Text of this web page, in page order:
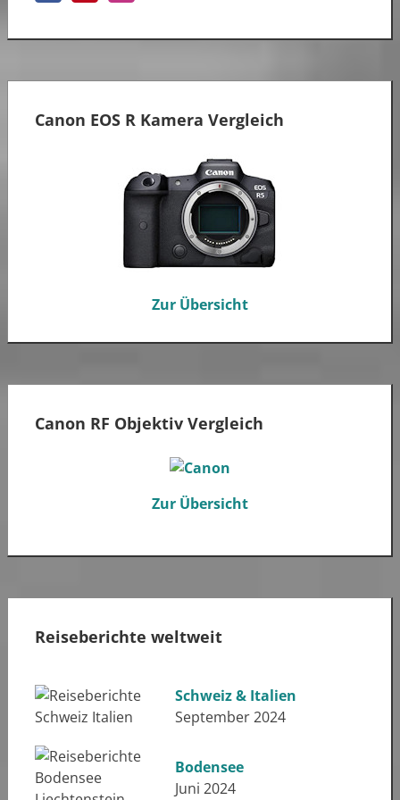
Canon EOS R Kamera Vergleich
Zur Übersicht
Canon RF Objektiv Vergleich
Zur Übersicht
Reiseberichte weltweit
Schweiz & Italien
September 2024
Bodensee
Juni 2024